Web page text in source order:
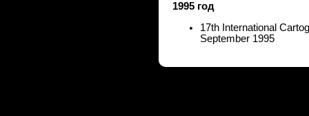
1995 год
17th International
September 1995